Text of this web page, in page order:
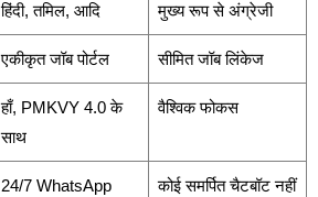
हिंदी, तमिल, आदि मुख्य रूप से अंग्रेजी
एकीकृत जॉब पोर्टल सीमित जॉब लिंकेज
हाँ, PMKVY 4.0 के
साथ
वैश्विक फोकस
24/7 WhatsApp
कोई समर्पित चैटबॉट नहीं